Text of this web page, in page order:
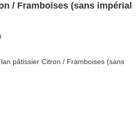
/ Framboises (sans impérial